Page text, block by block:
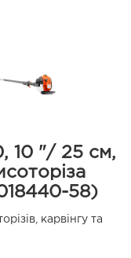
10 "/ 25 см,
58)
карвінгу та